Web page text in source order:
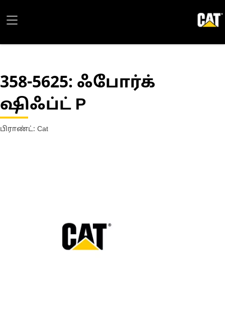
358-5625: ஃபோர்க்
ஷிஃப்ட் P
பிராண்ட்: Cat